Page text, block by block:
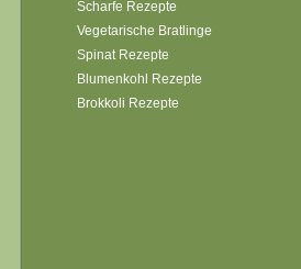
Scharfe Rezepte
Vegetarische Bratlinge
Spinat Rezepte
Blumenkohl Rezepte
Brokkoli Rezepte